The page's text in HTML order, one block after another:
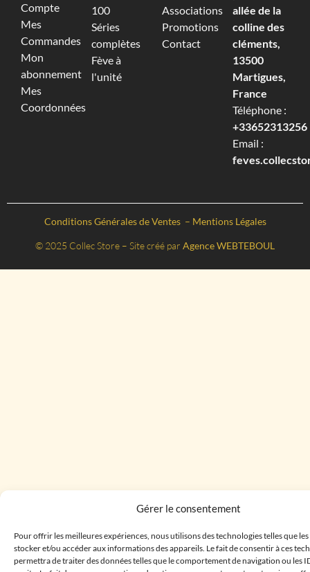
Gérer le consentement
Pour offrir les meilleures expériences, nous utilisons des technologies telles que
stocker et/ou accéder aux informations des appareils. Le fait de consentir à ces
permettra de traiter des données telles que le comportement de navigation ou les
Compte
Mes
Commandes
Mon
abonnement
Mes
Coordonnées
100
Séries
complètes
Fève à
l'unité
Associations
Promotions
Contact
allée de la
colline des
cléments,
13500
Martigues,
France
Téléphone :
+33652313256‬
Email :
Conditions Générales de Ventes – Mentions Légales
© 2025 Collec Store – Site créé par Agence WEBTEBOUL